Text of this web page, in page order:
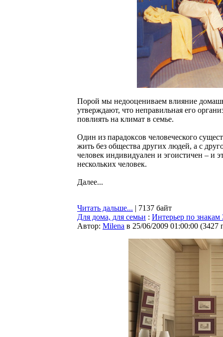
Порой мы недооцениваем влияние
утверждают, что неправильная его
повлиять на климат в семье.
Один из парадоксов человеческого
жить без общества других людей, а с
человек индивидуален и эгоистичен – и
нескольких человек.
Далее...
Читать дальше... | 7137 байт
Для дома, для семьи : Интерьер по знакам
Автор: Milena в 25/06/2009 01:00:00 (3427